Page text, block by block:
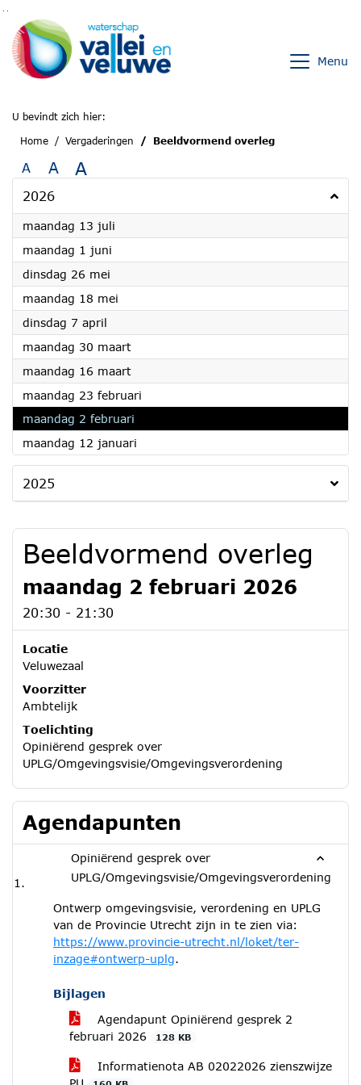
Ga naar de inhoud van deze pagina
Ga naar het zoeken
Ga naar het menu
Menu
U bevindt zich hier:
Home
Vergaderingen Beeldvormend overleg
A A A
2026
maandag 13 juli
maandag 1 juni
dinsdag 26 mei
maandag 18 mei
dinsdag 7 april
maandag 30 maart2026
maandag 16 maart2026
maandag 23 februari
maandag 2 februari
maandag 12 januari
2025
Beeldvormend overleg
maandag 2 februari 2026
20:30 - 21:30
Locatie
Veluwezaal
Voorzitter
Ambtelijk
Toelichting
Opiniërend gesprek over
UPLG/Omgevingsvisie/Omgevingsverordening
Agendapunten
Opiniërend gesprek over
UPLG/Omgevingsvisie/Omgevingsverordening
Ontwerp omgevingsvisie, verordening en UPLG
van de Provincie Utrecht zijn in te zien via:
https://www.provincie-utrecht.nl/loket/ter-
inzage#ontwerp-uplg.
Bijlagen
Agendapunt Opiniërend gesprek 2
februari 2026
128 KB
Informatienota AB 02022026 zienszwijze